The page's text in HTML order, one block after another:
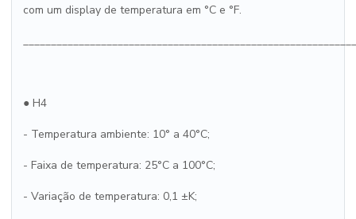
com um display de temperatura em °C e °F.
● H4
- Temperatura ambiente: 10° a 40°C;
- Faixa de temperatura: 25°C a 100°C;
- Variação de temperatura: 0,1 ±K;